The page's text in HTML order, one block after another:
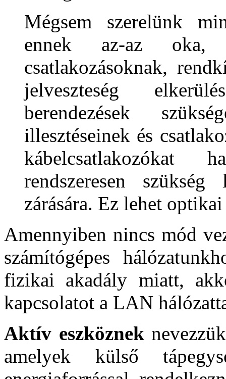
Mégsem szerelünk
ennek az-az oka,
csatlakozásoknak,
jelveszteség
berendezések
illesztéseinek és
kábelcsatlakozókat
rendszeresen
zárására. Ez lehet
Amennyiben nincs mód
számítógépes
fizikai akadály miatt,
kapcsolatot a LAN
Aktív eszköznek
amelyek külső